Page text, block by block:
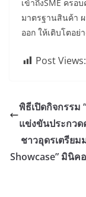
เข้าถึงSME คร
มาตรฐานสินค้า
ออก ให้เติบโตอย่
Post Views:
พิธีเปิดกิจกรรม
แข่งขันประกวด
ชาวอุดรเตรียม
Showcase” มินิค